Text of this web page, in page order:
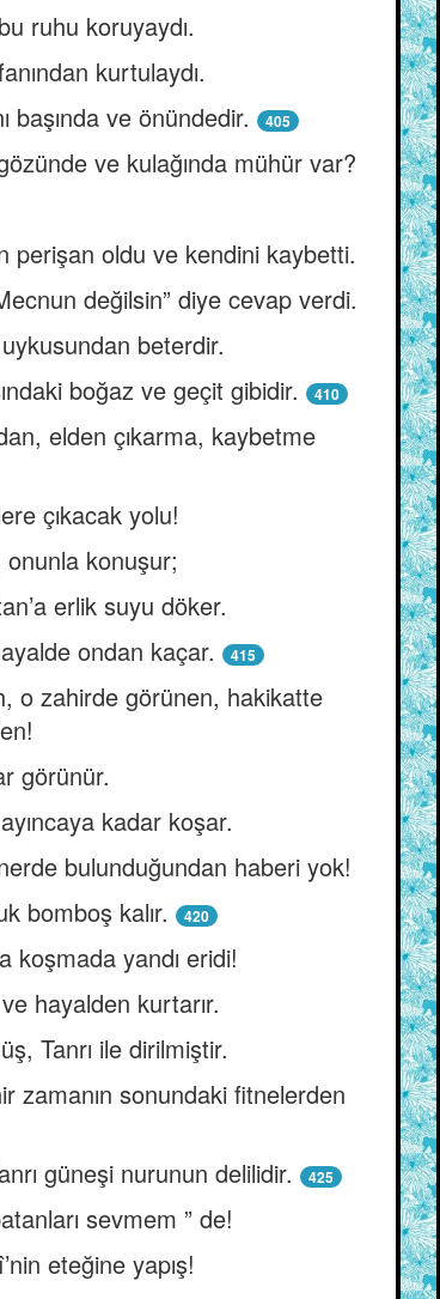
ruhu koruyaydı.
kurtulaydı.
başında ve önündedir.
405
ve kulağında mühür var?
perişan oldu ve kendini kaybetti.
değilsin” diye cevap verdi.
uykusundan beterdir.
boğaz ve geçit gibidir.
410
elden çıkarma, kaybetme
çıkacak yolu!
konuşur;
erlik suyu döker.
ondan kaçar.
415
o zahirde görünen, hakikatte
görünür.
kadar koşar.
bulunduğundan haberi yok!
bomboş kalır.
420
koşmada yandı eridi!
hayalden kurtarır.
Tanrı ile dirilmiştir.
zamanın sonundaki fitnelerden
güneşi nurunun delilidir.
425
sevmem ” de!
eteğine yapış!